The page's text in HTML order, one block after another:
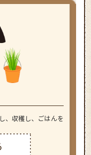
、収穫し、ごはんを